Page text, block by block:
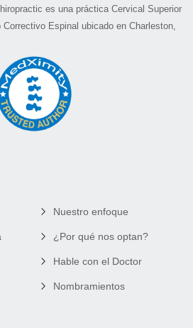
es una práctica Cervical Superior
Espinal ubicado en Charleston,
Nuestro enfoque
¿Por qué nos optan?
Hable con el Doctor
Nombramientos